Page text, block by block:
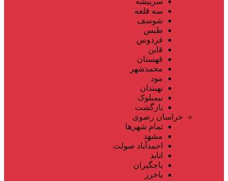
سه قلعه
شوسف
طبس
فردوس
قاین
قهستان
محمدشهر
مود
نهبندان
نیمبلوک
بازگشت
خراسان رضوی
تمام شهر‌ها
مشهد
احمدآباد صولت
انابد
باجگیران
باخرز